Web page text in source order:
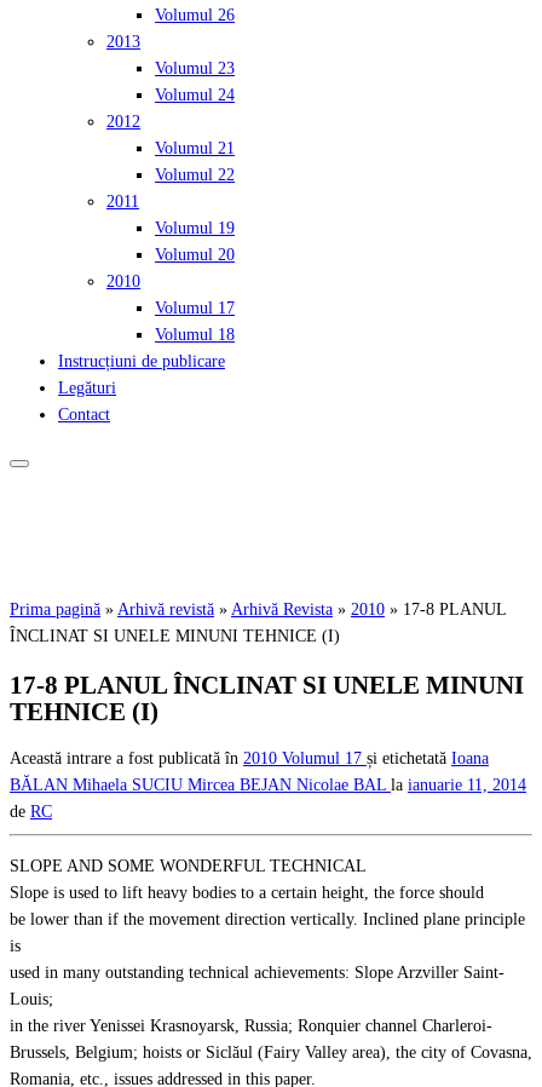
Volumul 26
2013
Volumul 23
Volumul 24
2012
Volumul 21
Volumul 22
2011
Volumul 19
Volumul 20
2010
Volumul 17
Volumul 18
Instrucțiuni de publicare
Legături
Contact
Prima pagină » Arhivă revistă » Arhivă Revista » 2010 » 17-8 PLANUL
ÎNCLINAT SI UNELE MINUNI TEHNICE (I)
17-8 PLANUL ÎNCLINAT SI UNELE MINUNI
TEHNICE (I)
Această intrare a fost publicată în 2010 Volumul 17 și etichetată Ioana
BĂLAN Mihaela SUCIU Mircea BEJAN Nicolae BAL la ianuarie 11, 2014
de RC
SLOPE AND SOME WONDERFUL TECHNICAL
Slope is used to lift heavy bodies to a certain height, the force should
be lower than if the movement direction vertically. Inclined plane principle
is
used in many outstanding technical achievements: Slope Arzviller Saint-
Louis;
in the river Yenissei Krasnoyarsk, Russia; Ronquier channel Charleroi-
Brussels, Belgium; hoists or Siclăul (Fairy Valley area), the city of Covasna,
Romania, etc., issues addressed in this paper.